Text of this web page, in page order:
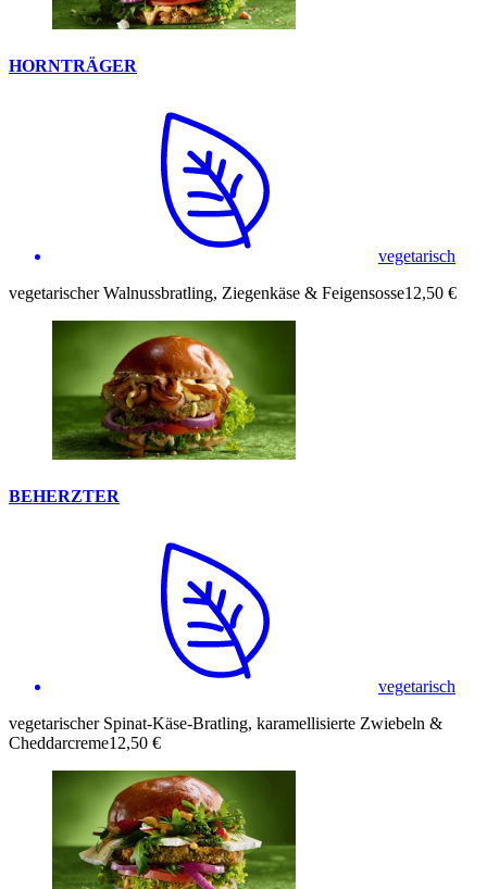
HORNTRÄGER
vegetarisch
vegetarischer Walnussbratling, Ziegenkäse & Feigensosse12,50 €
BEHERZTER
vegetarisch
vegetarischer Spinat-Käse-Bratling, karamellisierte Zwiebeln &
Cheddarcreme12,50 €